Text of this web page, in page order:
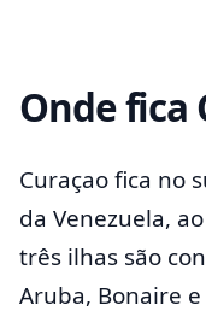
Onde fica
Curaçao fica no
da Venezuela,
três ilhas são
Aruba, Bonaire